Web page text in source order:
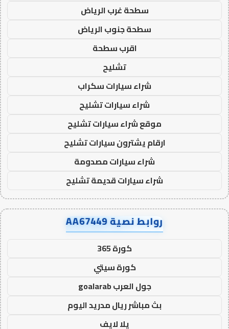
سطحة غرب الرياض
سطحة جنوب الرياض
اقرب سطحة
تشليح
شراء سيارات سكراب
شراء سيارات تشليح
موقع شراء سيارات تشليح
ارقام يشترون سيارات تشليح
شراء سيارات مصدومة
شراء سيارات قديمة تشليح
روابط نصية AA67449
كورة 365
كورة سيتي
جول العرب goalarab
بث مباشر ريال مدريد اليوم
يلا لايف